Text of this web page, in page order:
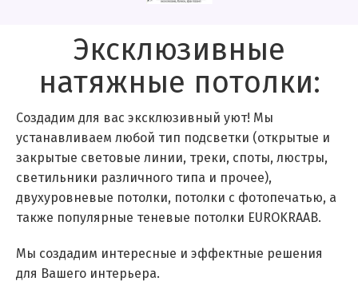
Эксклюзивные
натяжные потолки:
Создадим для вас эксклюзивный уют! Мы
устанавливаем любой тип подсветки (открытые и
закрытые световые линии, треки, споты, люстры,
светильники различного типа и прочее),
двухуровневые потолки, потолки с фотопечатью, а
также популярные теневые потолки EUROKRAAB.
Мы создадим интересные и эффектные решения
для Вашего интерьера.